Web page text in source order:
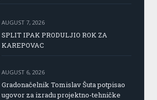
AUGUST 7, 2026
SPLIT IPAK PRODULJIO ROK ZA
KAREPOVAC
AUGUST 6, 2026
Gradonačelnik Tomislav Šuta potpisao
ugovor za izradu projektno-tehničke